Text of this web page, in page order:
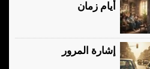
أيام زمان
إشارة المرور